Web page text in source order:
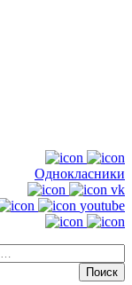
Однокласники
vk
youtube